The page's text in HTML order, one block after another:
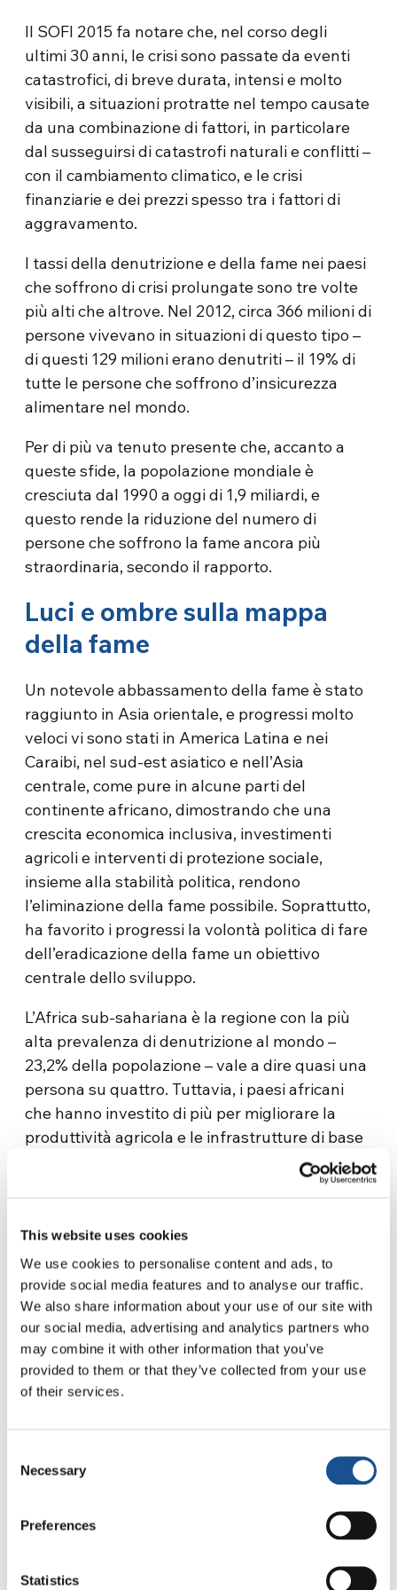
This website uses cookies
We use cookies to personalise content and ads, to
provide social media features and to analyse our traffic.
We also share information about your use of our site with
our social media, advertising and analytics partners who
may combine it with other information that you’ve
provided to them or that they’ve collected from your use
of their services.
Selection
Necessary
Preferences
Statistics
Il SOFI 2015 fa notare che, nel corso degli
ultimi 30 anni, le crisi sono passate da eventi
catastrofici, di breve durata, intensi e molto
visibili, a situazioni protratte nel tempo causate
da una combinazione di fattori, in particolare
dal susseguirsi di catastrofi naturali e conflitti –
con il cambiamento climatico, e le crisi
finanziarie e dei prezzi spesso tra i fattori di
aggravamento.
I tassi della denutrizione e della fame nei paesi
che soffrono di crisi prolungate sono tre volte
più alti che altrove. Nel 2012, circa 366 milioni di
persone vivevano in situazioni di questo tipo –
di questi 129 milioni erano denutriti – il 19% di
tutte le persone che soffrono d’insicurezza
alimentare nel mondo.
Per di più va tenuto presente che, accanto a
queste sfide, la popolazione mondiale è
cresciuta dal 1990 a oggi di 1,9 miliardi, e
questo rende la riduzione del numero di
persone che soffrono la fame ancora più
straordinaria, secondo il rapporto.
Luci e ombre sulla mappa
della fame
Un notevole abbassamento della fame è stato
raggiunto in Asia orientale, e progressi molto
veloci vi sono stati in America Latina e nei
Caraibi, nel sud-est asiatico e nell’Asia
centrale, come pure in alcune parti del
continente africano, dimostrando che una
crescita economica inclusiva, investimenti
agricoli e interventi di protezione sociale,
insieme alla stabilità politica, rendono
l’eliminazione della fame possibile. Soprattutto,
ha favorito i progressi la volontà politica di fare
dell’eradicazione della fame un obiettivo
centrale dello sviluppo.
L’Africa sub-sahariana è la regione con la più
alta prevalenza di denutrizione al mondo –
23,2% della popolazione – vale a dire quasi una
persona su quattro. Tuttavia, i paesi africani
che hanno investito di più per migliorare la
produttività agricola e le infrastrutture di base
sono riusciti a raggiungere l’obiettivo di
sviluppo del millennio relativo alla fame,
in America Latina e nei Caraibi dal 1990 a oggi è
scesa dal 14,7% al 5,5%, ed anche la quota di
bambini sottopeso (sotto i 5 anni di età) è
fortemente diminuita. Un forte impegno per la
riduzione della fame è stato tradotto in
programmi sostanziali di protezione sociale
continentale.
dell’Est e del Sud-Est asiatico hanno raggiunto
indicatori della malnutrizione, sostenuta dagli